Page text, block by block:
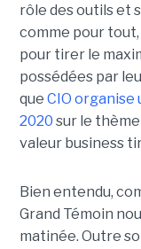
rôle des outils et
comme pour
pour tirer le
possédées par
que CIO organise
2020 sur le
valeur business
Bien entendu,
Grand Témoin
matinée. Outre